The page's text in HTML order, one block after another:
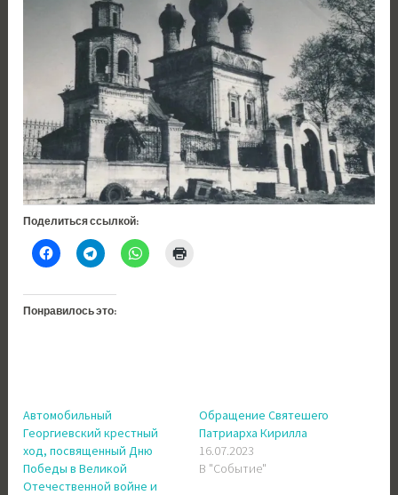
Поделиться ссылкой:
Понравилось это:
Автомобильный
Георгиевский крестный
ход, посвященный Дню
Победы в Великой
Отечественной войне и
Обращение Святешего
Патриарха Кирилла
16.07.2023
В "Событие"